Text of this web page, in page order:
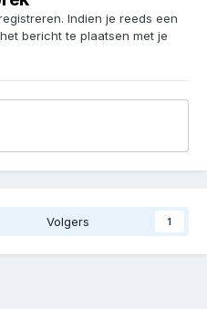
Indien je reeds een
bericht te plaatsen met je
Volgers 1